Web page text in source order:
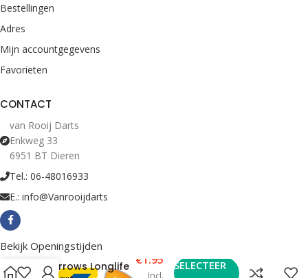
Bestellingen
Adres
Mijn accountgegevens
Favorieten
CONTACT
van Rooij Darts
Enkweg 33
6951 BT Dieren
Tel.: 06-48016933
E.: info@Vanrooijdarts
Bekijk Openingstijden
Harrows Longlife € 1.95
Incl.
SELECTEER